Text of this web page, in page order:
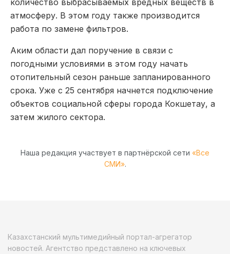
атмосферу. В этом году также производится
работа по замене фильтров.
Аким области дал поручение в связи с
погодными условиями в этом году начать
отопительный сезон раньше запланированного
срока. Уже с 25 сентября начнется подключение
объектов социальной сферы города Кокшетау, а
затем жилого сектора.
Наша редакция участвует в партнёрской сети «Все
СМИ».
Казахстанский мультимедийный портал-агрегатор
новостей. Агентство представлено на ключевых